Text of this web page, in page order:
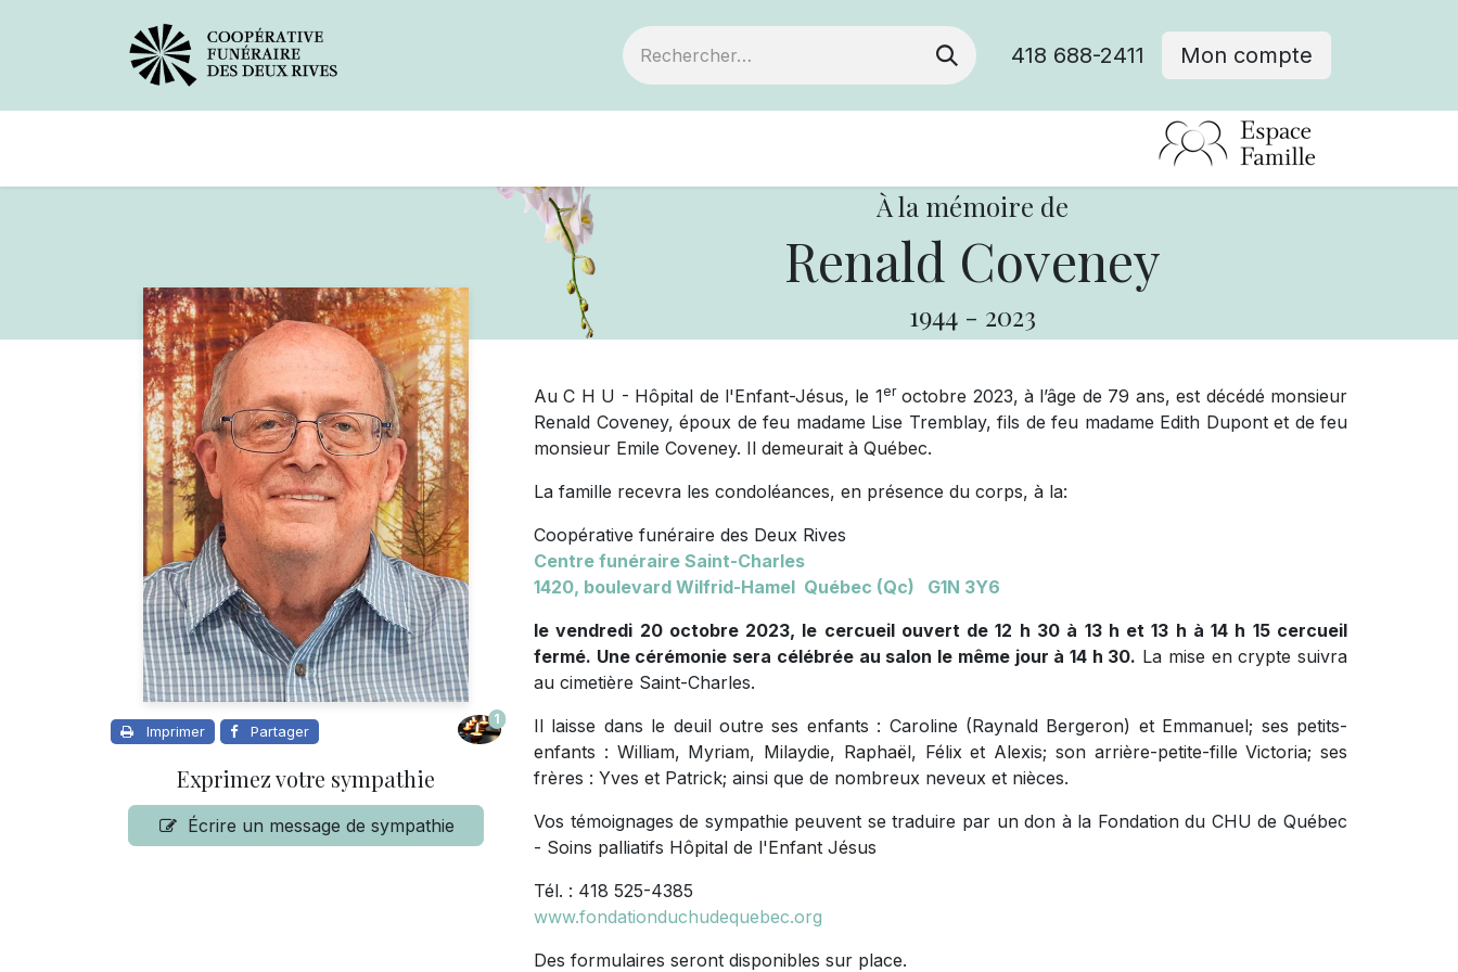
418 688-2411 Mon compte
À la mémoire de
Renald Coveney
1944 - 2023
Imprimer Partager
1
Exprimez votre sympathie
Écrire un message de sympathie
Au C H U - Hôpital de l'Enfant-Jésus, le 1eroctobre 2023, à l’âge de 79 ans, est décédé monsieur
Renald Coveney, époux de feu madame Lise Tremblay, fils de feu madame Edith Dupont et de feu
monsieur Emile Coveney. Il demeurait à Québec.
La famille recevra les condoléances, en présence du corps, à la:
Coopérative funéraire des Deux Rives
Centre funéraire Saint-Charles
1420, boulevard Wilfrid-Hamel Québec (Qc) G1N 3Y6
le vendredi 20 octobre 2023, le cercueil ouvert de 12 h 30 à 13 h et 13 h à 14 h 15 cercueil
fermé. Une cérémonie sera célébrée au salon le même jour à 14 h 30. La mise en crypte suivra
au cimetière Saint-Charles.
Il laisse dans le deuil outre ses enfants : Caroline (Raynald Bergeron) et Emmanuel; ses petits-
enfants : William, Myriam, Milaydie, Raphaël, Félix et Alexis; son arrière-petite-fille Victoria; ses
frères : Yves et Patrick; ainsi que de nombreux neveux et nièces.
Vos témoignages de sympathie peuvent se traduire par un don à la Fondation du CHU de Québec
- Soins palliatifs Hôpital de l'Enfant Jésus
Tél. : 418 525-4385
www.fondationduchudequebec.org
Des formulaires seront disponibles sur place.